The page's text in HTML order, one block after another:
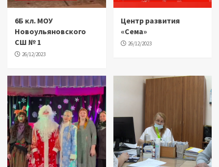
6Б кл. МОУ
Новоульяновского
СШ № 1
26/12/2023
Центр развития
«Сема»
26/12/2023